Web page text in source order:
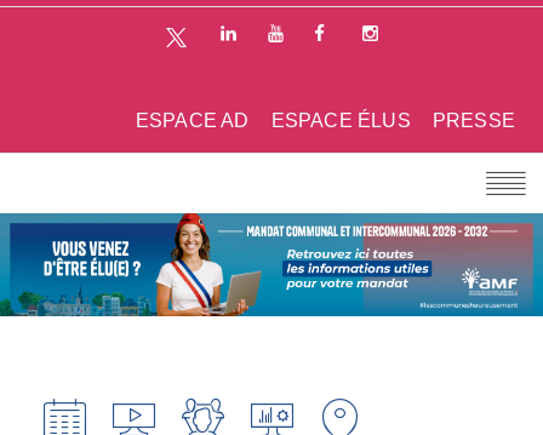
PRESSE
ESPACE ÉLUS
ESPACE AD